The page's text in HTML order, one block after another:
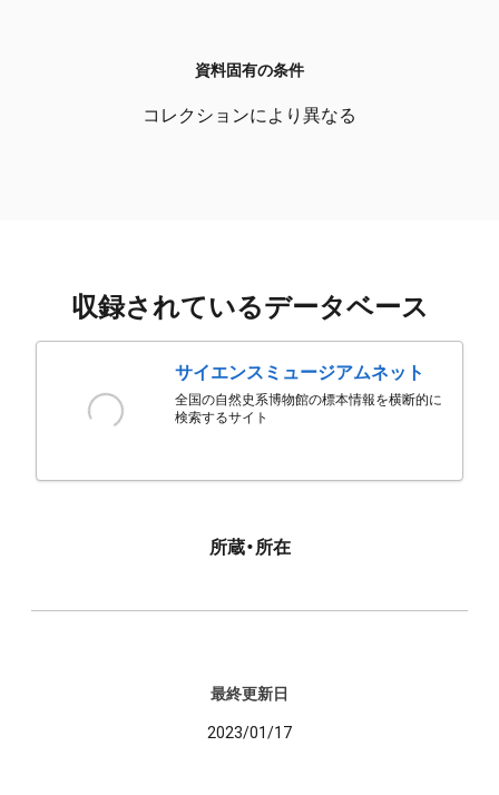
資料固有の条件
コレクションにより異なる
収録されているデータベース
サイエンスミュージアムネット
全国の自然史系博物館の標本情報を横断的に
検索するサイト
所蔵・所在
最終更新日
2023/01/17